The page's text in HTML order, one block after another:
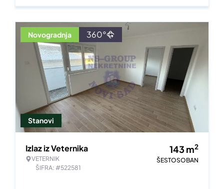
Stanovi
Novogradnja 360°
Izlaz iz Veternika
VETERNIK
ŠIFRA: #522581
143 m2
ŠESTOSOBAN